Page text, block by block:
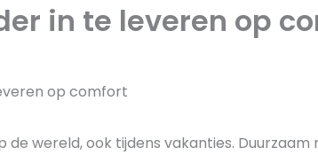
in te leveren op
op comfort
wereld, ook tijdens vakanties. Duurzaam